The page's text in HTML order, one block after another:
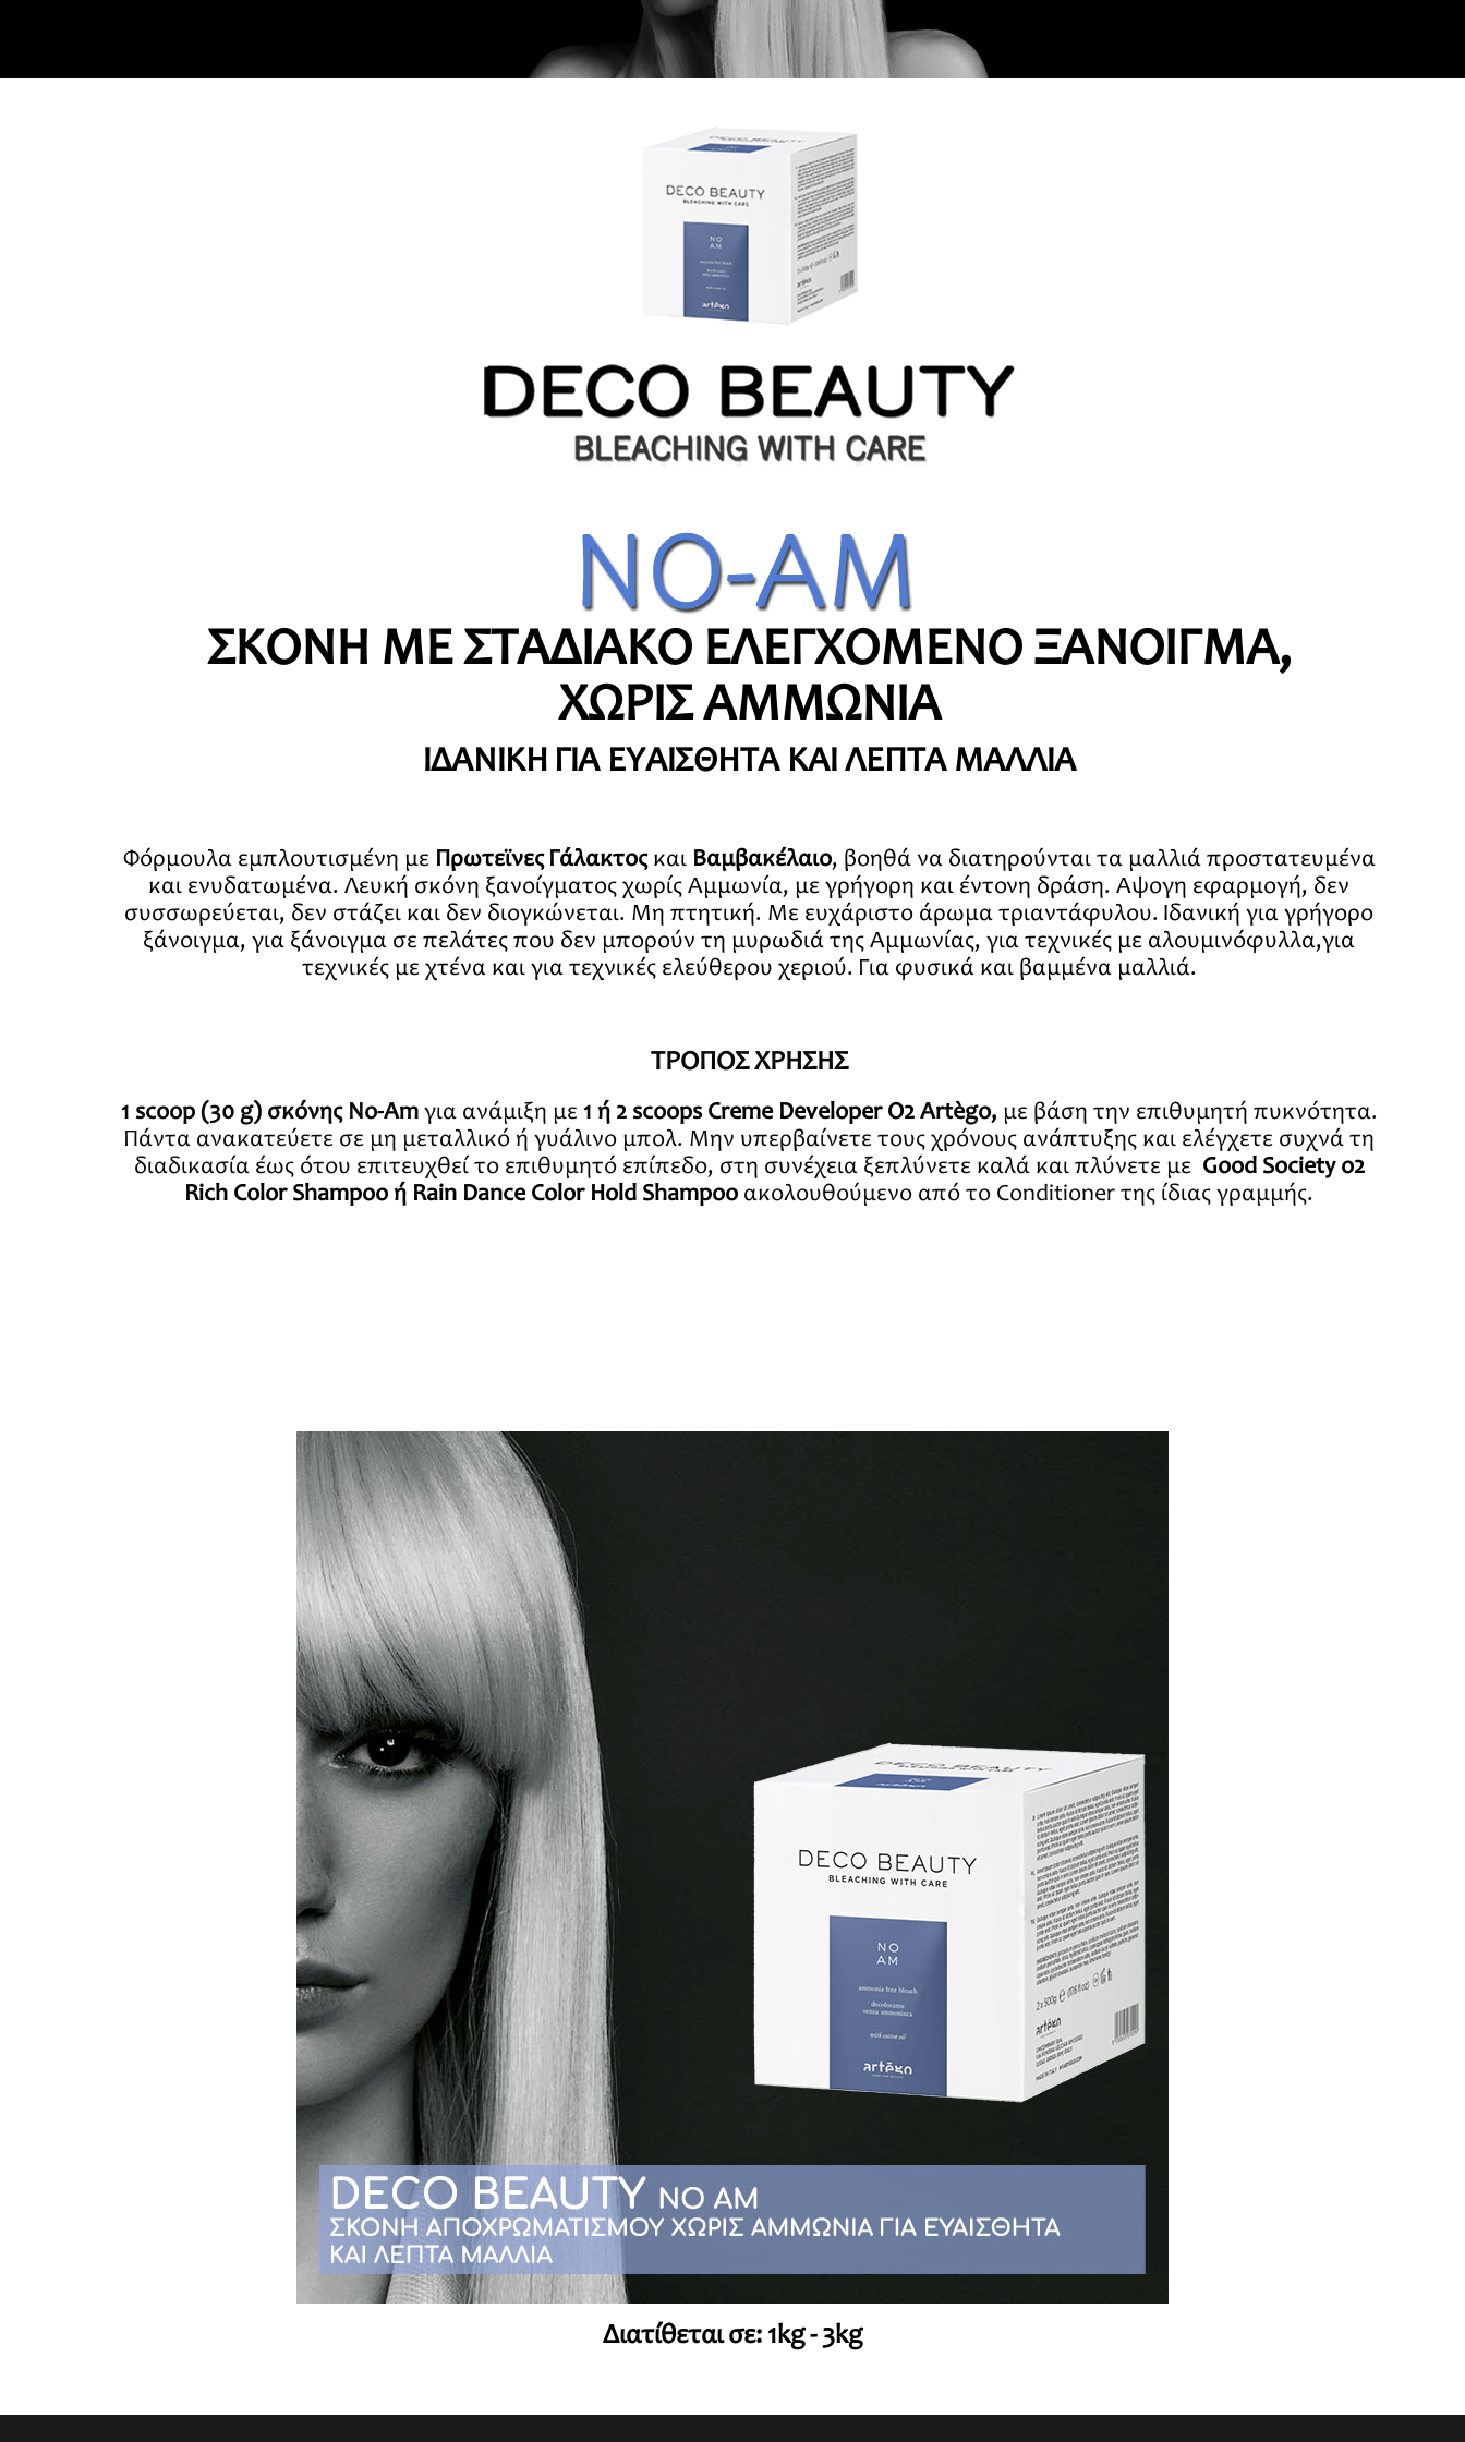
ΣΚΟΝΗ ΜΕ ΣΤΑΔΙΑΚΟ ΕΛΕΓΧΟΜΕΝΟ ΞΑΝΟΙΓΜΑ,
ΧΩΡΙΣ ΑΜΜΩΝΙΑ
ΙΔΑΝΙΚΗ ΓΙΑ ΕΥΑΙΣΘΗΤΑ ΚΑΙ ΛΕΠΤΑ ΜΑΛΛΙΑ
Φόρμουλα εμπλουτισμένη με Πρωτεϊνες Γάλακτοςκαι Βαμβακέλαιο, βοηθά να διατηρούνται τα μαλλιά προστατευμένα
και ενυδατωμένα. Λευκή σκόνη ξανοίγματος χωρίς Αμμωνία, με γρήγορη και έντονη δράση. Άψογη εφαρμογή, δεν
συσσωρεύεται, δεν στάζει και δεν διογκώνεται. Μη πτητική. Με ευχάριστο άρωμα τριαντάφυλου. Ιδανική για γρήγορο
ξάνοιγμα, για ξάνοιγμα σε πελάτες που δεν μπορούν τη μυρωδιά της Αμμωνίας, για τεχνικές με αλουμινόφυλλα,για
τεχνικές με χτένα και για τεχνικές ελεύθερου χεριού. Για φυσικά και βαμμένα μαλλιά.
ΤΡΟΠΟΣ ΧΡΗΣΗΣ
1 scoop (30 g) σκόνης No-Amγια ανάμιξη με 1 ή 2 scoops Creme Developer O2Artègo, με βάση την επιθυμητή πυκνότητα.
Πάντα ανακατεύετε σε μη μεταλλικό ή γυάλινο μπολ. Μην υπερβαίνετε τους χρόνους ανάπτυξης και ελέγχετε συχνά τη
διαδικασία έως ότου επιτευχθεί το επιθυμητό επίπεδο, στη συνέχεια ξεπλύνετε καλά και πλύνετε με Good Society o2
Rich Color Shampoo ή Rain Dance Color Hold Shampoo ακολουθούμενο από το Conditioner της ίδιας γραμμής.
Διατίθεται σε: 1kg - 3kg